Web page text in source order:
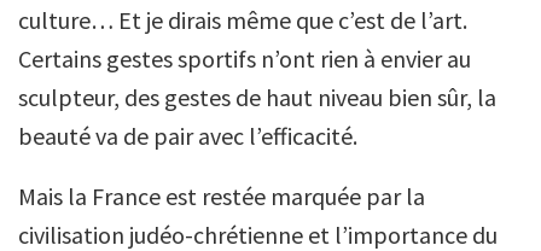
culture… Et je dirais même que c’est de l’art.
Certains gestes sportifs n’ont rien à envier au
sculpteur, des gestes de haut niveau bien sûr, la
beauté va de pair avec l’efficacité.
Mais la France est restée marquée par la
civilisation judéo-chrétienne et l’importance du